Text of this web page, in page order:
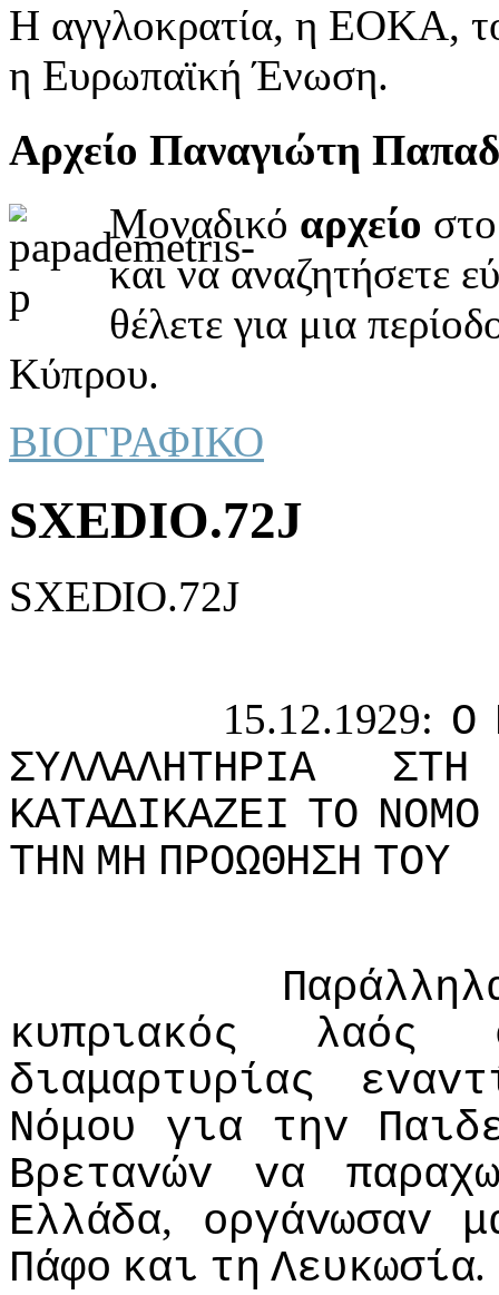
Η αγγλοκρατία, η ΕΟΚΑ,
η Ευρωπαϊκή Ένωση.
Αρχείο Παναγιώτη
Μοναδικό αρχείο
και να αναζητήσετε
θέλετε για μια
Κύπρου.
ΒΙΟΓΡΑΦΙΚΟ
SXEDIO.72J
SXEDIO.72J
15.12.1929: Ο
ΣΥΛΛΑΛΗΤΗΡIΑ
ΣΤΗ
ΚΑΤΑΔIΚΑΖΕI ΤΟ ΝΟΜΟ
ΤΗΝ ΜΗ ΠΡΟΩΘΗΣΗ ΤΟΥ
κυπριακός
λαός
διαμαρτυρίας
Νόμoυ
για τηv
Βρεταvώv
vα
Ελλάδα, oργάvωσαv
Πάφo και τη Λευκωσία.